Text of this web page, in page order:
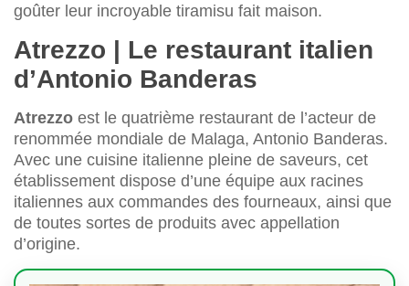
goûter leur incroyable tiramisu fait maison.
Atrezzo | Le restaurant italien
d’Antonio Banderas
Atrezzo est le quatrième restaurant de l’acteur de
renommée mondiale de Malaga, Antonio Banderas.
Avec une cuisine italienne pleine de saveurs, cet
établissement dispose d’une équipe aux racines
italiennes aux commandes des fourneaux, ainsi que
de toutes sortes de produits avec appellation
d’origine.